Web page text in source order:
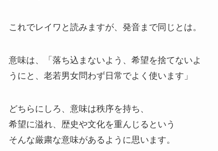
これでレイワと読みますが、発音まで同じとは。
意味は、「落ち込まないよう、希望を捨てないよ
うにと、老若男女問わず日常でよく使います」
どちらにしろ、意味は秩序を持ち、
希望に溢れ、歴史や文化を重んじる という
そんな厳粛な意味があるように思います。